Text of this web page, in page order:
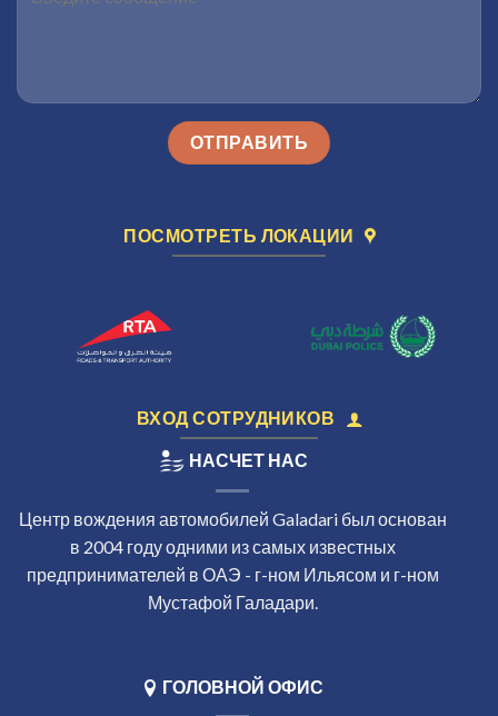
ПОСМОТРЕТЬ ЛОКАЦИИ
ВХОД СОТРУДНИКОВ
НАСЧЕТ НАС
Центр вождения автомобилей Galadari был основан
в 2004 году одними из самых известных
предпринимателей в ОАЭ - г-ном Ильясом и г-ном
Мустафой Галадари.
ГОЛОВНОЙ ОФИС